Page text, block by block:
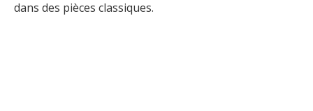
dans des pièces classiques.